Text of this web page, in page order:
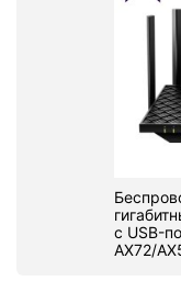
с USB-
AX72/